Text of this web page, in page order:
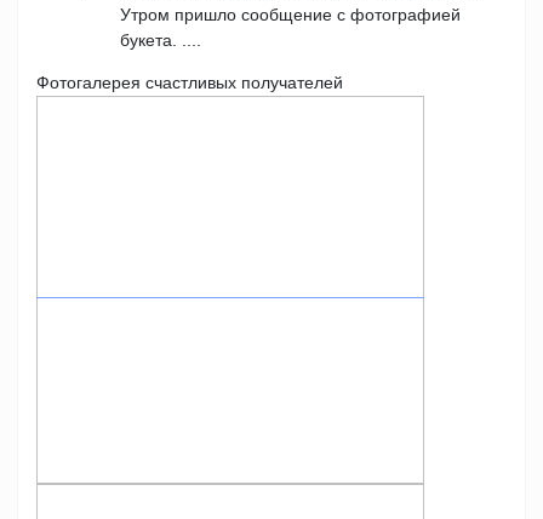
Утром пришло сообщение с фотографией
букета. ....
Фотогалерея счастливых получателей